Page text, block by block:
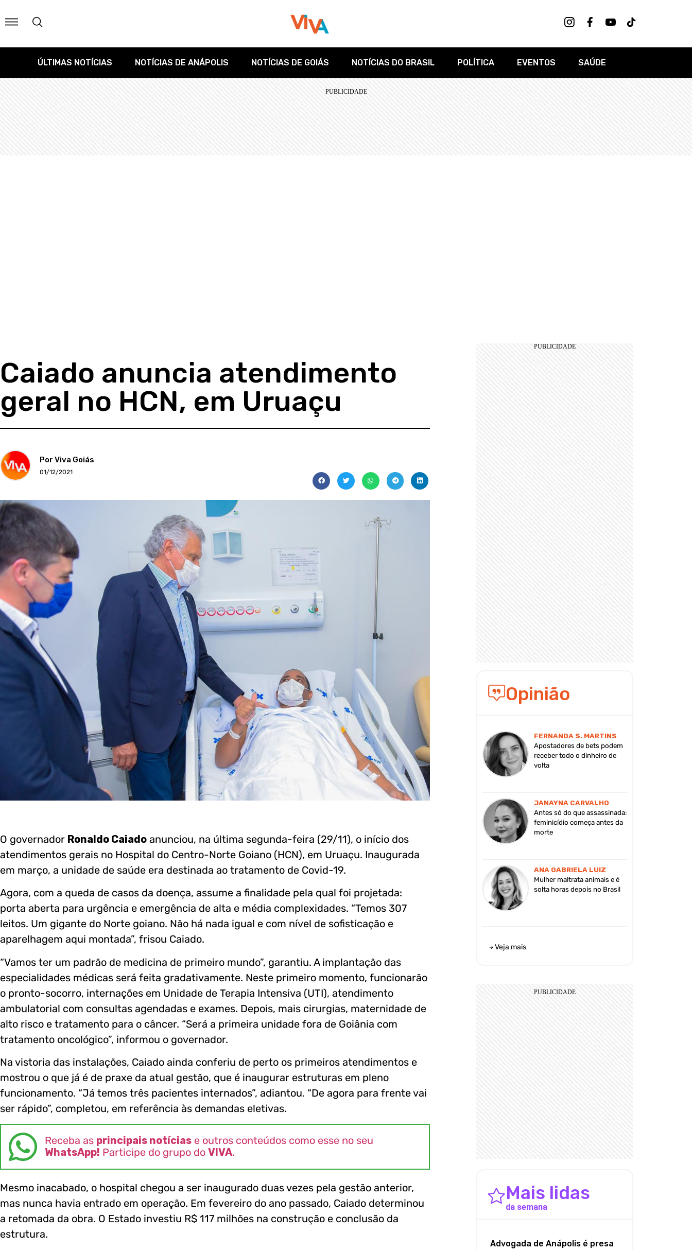
ÚLTIMAS NOTÍCIAS NOTÍCIAS DE ANÁPOLIS NOTÍCIAS DE GOIÁS NOTÍCIAS DO BRASIL POLÍTICA EVENTOS SAÚDE
Caiado anuncia atendimento
geral no HCN, em Uruaçu
Por Viva Goiás
01/12/2021
O governador Ronaldo Caiado anunciou, na última segunda-feira (29/11), o início dos
atendimentos gerais no Hospital do Centro-Norte Goiano (HCN), em Uruaçu. Inaugurada
em março, a unidade de saúde era destinada ao tratamento de Covid-19.
Agora, com a queda de casos da doença, assume a finalidade pela qual foi projetada:
porta aberta para urgência e emergência de alta e média complexidades. “Temos 307
leitos. Um gigante do Norte goiano. Não há nada igual e com nível de sofisticação e
aparelhagem aqui montada”, frisou Caiado.
“Vamos ter um padrão de medicina de primeiro mundo”, garantiu. A implantação das
especialidades médicas será feita gradativamente. Neste primeiro momento, funcionarão
o pronto-socorro, internações em Unidade de Terapia Intensiva (UTI), atendimento
ambulatorial com consultas agendadas e exames. Depois, mais cirurgias, maternidade de
alto risco e tratamento para o câncer. “Será a primeira unidade fora de Goiânia com
tratamento oncológico”, informou o governador.
Na vistoria das instalações, Caiado ainda conferiu de perto os primeiros atendimentos e
mostrou o que já é de praxe da atual gestão, que é inaugurar estruturas em pleno
funcionamento. “Já temos três pacientes internados”, adiantou. “De agora para frente vai
ser rápido”, completou, em referência às demandas eletivas.
Receba as principais notícias e outros conteúdos como esse no seu
WhatsApp! Participe do grupo do VIVA.
Mesmo inacabado, o hospital chegou a ser inaugurado duas vezes pela gestão anterior,
mas nunca havia entrado em operação. Em fevereiro do ano passado, Caiado determinou
a retomada da obra. O Estado investiu R$ 117 milhões na construção e conclusão da
estrutura.
Opinião
FERNANDA S. MARTINS
Apostadores de bets podem
receber todo o dinheiro de
volta
JANAYNA CARVALHO
Antes só do que assassinada:
feminicídio começa antes da
morte
ANA GABRIELA LUIZ
Mulher maltrata animais e é
solta horas depois no Brasil
Veja mais
Mais lidas
da semana
Advogada de Anápolis é presa